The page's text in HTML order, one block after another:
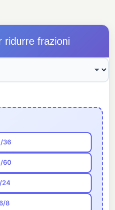
ridurre frazioni
36
60
24
8